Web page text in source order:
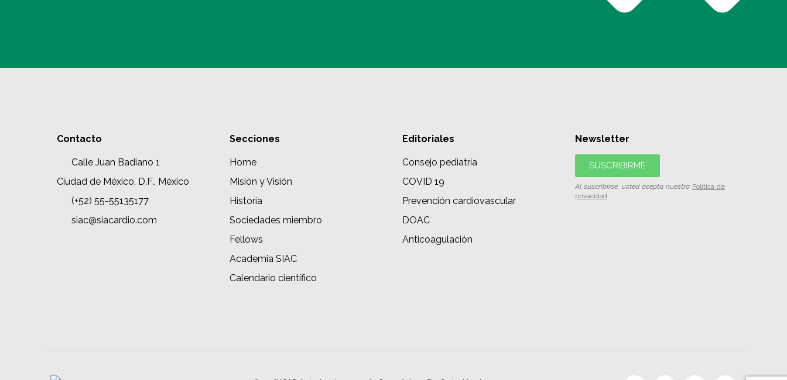
Contacto
Calle Juan Badiano 1
Ciudad de México, D.F., México
(+52) 55-55135177
siac@siacardio.com
Secciones
Home
Misión y Visión
Historia
Sociedades miembro
Fellows
Academia SIAC
Calendario científico
Editoriales
Consejo pediatría
COVID 19
Prevención cardiovascular
DOAC
Anticoagulación
Newsletter
SUSCRIBIRME
Al suscribirse, usted acepta nuestra Política de
privacidad